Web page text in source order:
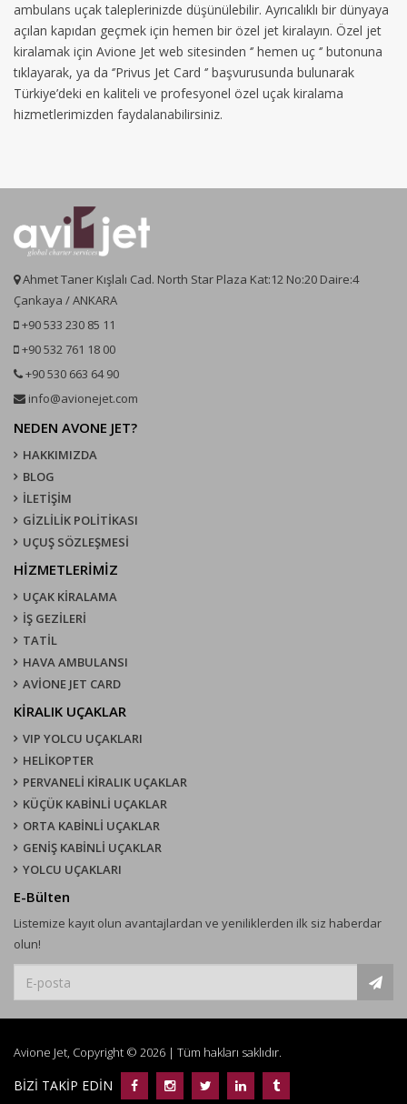
ambulans uçak taleplerinizde düşünülebilir. Ayrıcalıklı bir dünyaya
açılan kapıdan geçmek için hemen bir özel jet kiralayın. Özel jet
kiralamak için Avione Jet web sitesinden ‘’ hemen uç ‘’ butonuna
tıklayarak, ya da ‘’Privus Jet Card ‘’ başvurusunda bulunarak
Türkiye’deki en kaliteli ve profesyonel özel uçak kiralama
hizmetlerimizden faydalanabilirsiniz.
Ahmet Taner Kışlalı Cad. North Star Plaza Kat:12 No:20 Daire:4
Çankaya / ANKARA
+90 533 230 85 11
+90 532 761 18 00
+90 530 663 64 90
info@avionejet.com
NEDEN AVONE JET?
HAKKIMIZDA
BLOG
İLETİŞİM
GİZLİLİK POLİTİKASI
UÇUŞ SÖZLEŞMESI
HİZMETLERİMİZ
UÇAK KIRALAMA
İŞ GEZİLERİ
TATİL
HAVA AMBULANSI
AVİONE JET CARD
KIRALIK UÇAKLAR
VIP YOLCU UÇAKLARI
HELİKOPTER
PERVANELİ KİRALIK UÇAKLAR
KÜÇÜK KABİNLİ UÇAKLAR
ORTA KABİNLİ UÇAKLAR
GENİŞ KABİNLİ UÇAKLAR
YOLCU UÇAKLARI
E-Bülten
Listemize kayıt olun avantajlardan ve yeniliklerden ilk siz haberdar
olun!
Avione Jet, Copyright © 2026 | Tüm hakları saklıdır.
BİZİ TAKİP EDİN